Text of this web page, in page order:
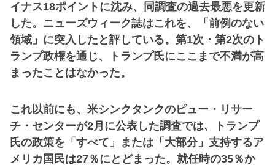
イナス18ポイントに沈み、同調査の過去最悪を更新
した。ニューズウィーク誌はこれを、「前例のない
領域」に突入したと評している。第1次・第2次のト
ランプ政権を通じ、トランプ氏にここまで不満が高
まったことはなかった。
これ以前にも、米シンクタンクのピュー・リサー
チ・センターが2月に公表した調査では、トランプ
氏の政策を「すべて」または「大部分」支持するア
メリカ国民は27％にとどまった。就任時の35％か